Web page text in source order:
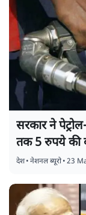
सरकार ने
तक 5 रुपये की
देश•नेशनल ब्यूरो•23